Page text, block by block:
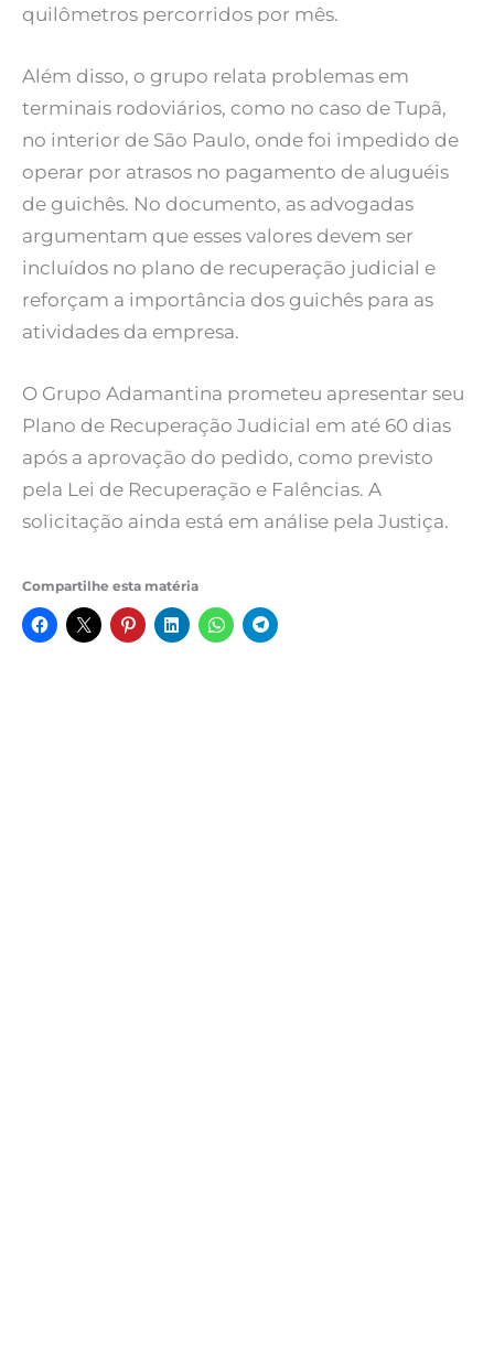
quilômetros percorridos por mês.
Além disso, o grupo relata problemas em
terminais rodoviários, como no caso de Tupã,
no interior de São Paulo, onde foi impedido de
operar por atrasos no pagamento de aluguéis
de guichês. No documento, as advogadas
argumentam que esses valores devem ser
incluídos no plano de recuperação judicial e
reforçam a importância dos guichês para as
atividades da empresa.
O Grupo Adamantina prometeu apresentar seu
Plano de Recuperação Judicial em até 60 dias
após a aprovação do pedido, como previsto
pela Lei de Recuperação e Falências. A
solicitação ainda está em análise pela Justiça.
Compartilhe esta matéria